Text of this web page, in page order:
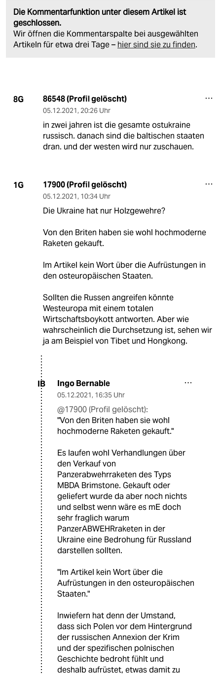
Die Kommentarfunktion unter diesem Artikel ist
geschlossen.
Wir öffnen die Kommentarspalte bei ausgewählten
Artikeln für etwa drei Tage – hier sind sie zu finden.
8G 86548 (Profil gelöscht)
05.12.2021, 20:26 Uhr
in zwei jahren ist die gesamte ostukraine
russisch. danach sind die baltischen staaten
dran. und der westen wird nur zuschauen.
1G 17900 (Profil gelöscht)
05.12.2021, 10:34 Uhr
Die Ukraine hat nur Holzgewehre?
Von den Briten haben sie wohl hochmoderne
Raketen gekauft.
Im Artikel kein Wort über die Aufrüstungen in
den osteuropäischen Staaten.
Sollten die Russen angreifen könnte
Westeuropa mit einem totalen
Wirtschaftsboykott antworten. Aber wie
wahrscheinlich die Durchsetzung ist, sehen wir
ja am Beispiel von Tibet und Hongkong.
IB Ingo Bernable
05.12.2021, 16:35 Uhr
@17900 (Profil gelöscht):
"Von den Briten haben sie wohl
hochmoderne Raketen gekauft."
Es laufen wohl Verhandlungen über
den Verkauf von
Panzerabwehrraketen des Typs
MBDA Brimstone. Gekauft oder
geliefert wurde da aber noch nichts
und selbst wenn wäre es mE doch
sehr fraglich warum
PanzerABWEHRraketen in der
Ukraine eine Bedrohung für Russland
darstellen sollten.
"Im Artikel kein Wort über die
Aufrüstungen in den osteuropäischen
Staaten."
Inwiefern hat denn der Umstand,
dass sich Polen vor dem Hintergrund
der russischen Annexion der Krim
und der spezifischen polnischen
Geschichte bedroht fühlt und
deshalb aufrüstet, etwas damit zu